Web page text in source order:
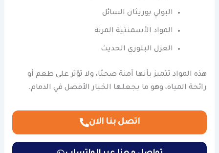
البولي يوريثان السائل
المواد الأسمنتية المرنة
العزل البلوري الحديث
هذه المواد تتميز بأنها آمنة صحيًا، ولا تؤثر على طعم أو
رائحة المياه، وهو ما يجعلها الخيار الأفضل في الدمام.
اتصل بنا الان